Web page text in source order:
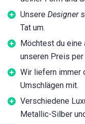
Unsere Designer
Tat um.
Möchtest du eine
unseren Preis per
Wir liefern immer
Umschlägen mit.
Verschiedene
Metallic-Silber